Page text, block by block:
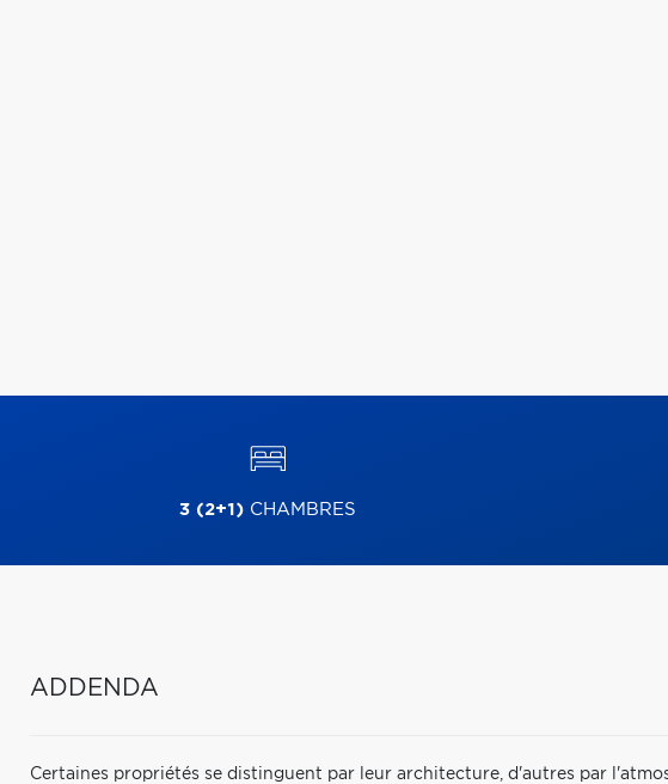
3 (2+1) CHAMBRES
ADDENDA
Certaines propriétés se distinguent par leur architecture, d'autres par